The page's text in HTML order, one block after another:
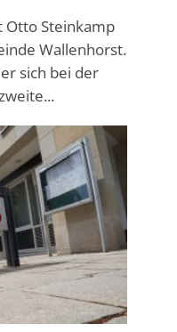
Otto Steinkamp
Wallenhorst.
sich bei der